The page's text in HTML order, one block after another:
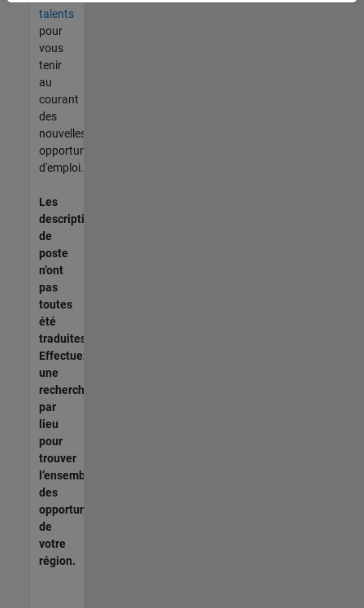
talents
pour
vous
tenir
au
courant
des
nouvelles
opportunités
d'emploi.
Les
descriptions
de
poste
n’ont
pas
toutes
été
traduites.
Effectuez
une
recherche
par
lieu
pour
trouver
l’ensemble
des
opportunités
de
votre
région.